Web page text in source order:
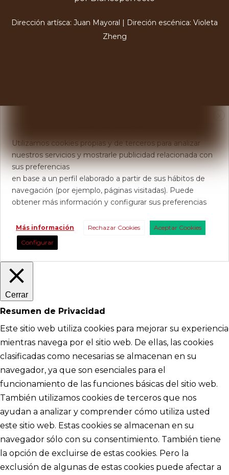
Dirección artísca: Juan Mayoral | Direción escénica: Violeta
Zheng
Utilizamos cookies propias y de terceros para analizar
nuestros servicios y mostrarle publicidad relacionada con
sus preferencias
en base a un perfil elaborado a partir de sus hábitos de
navegación (por ejemplo, páginas visitadas). Puede
obtener más información y configurar sus preferencias
Más información Rechazar Cookies
Aceptar Cookies
Configurar
Cerrar
Resumen de Privacidad
Este sitio web utiliza cookies para mejorar su experiencia
mientras navega por el sitio web. De ellas, las cookies
clasificadas como necesarias se almacenan en su
navegador, ya que son esenciales para el
funcionamiento de las funciones básicas del sitio web.
También utilizamos cookies de terceros que nos
ayudan a analizar y comprender cómo utiliza usted
este sitio web. Estas cookies se almacenan en su
navegador sólo con su consentimiento. También tiene
la opción de excluirse de estas cookies. Pero la
exclusión de algunas de estas cookies puede afectar a